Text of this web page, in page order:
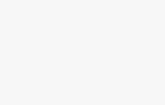
overdracht van de gegevens